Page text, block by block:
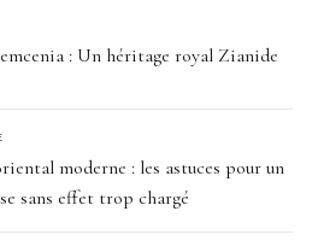
: Un héritage royal Zianide
moderne : les astuces pour un
sans effet trop chargé